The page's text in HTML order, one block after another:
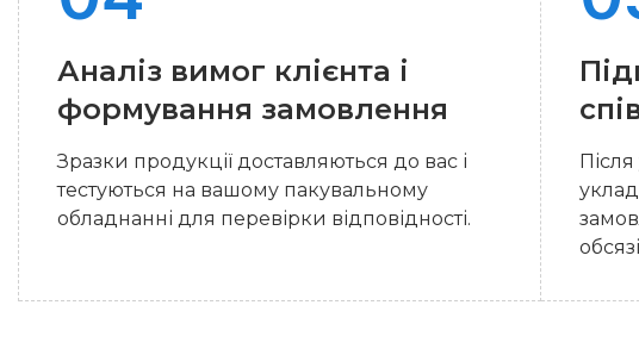
Аналіз вимог клієнта і
формування замовлення
Зразки продукції доставляються до вас і
тестуються на вашому пакувальному
обладнанні для перевірки відповідності.